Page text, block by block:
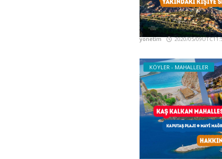
Kaş Ağız Sözlüğü -
Ağzı
yonetim 2020/05/
KÖYLER - MAHALLELER